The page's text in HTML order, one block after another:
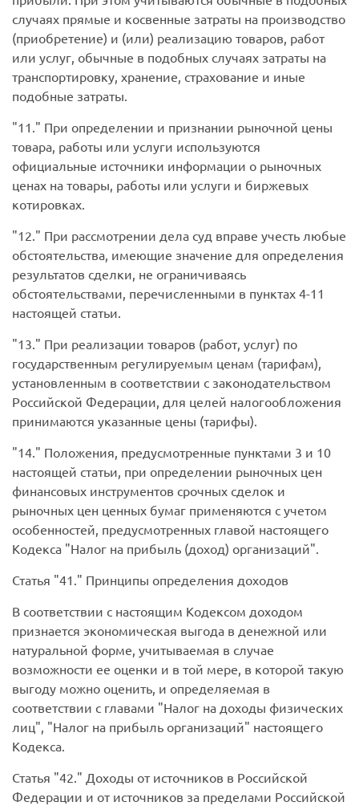
случаях прямые и косвенные затраты на производство
(приобретение) и (или) реализацию товаров, работ
или услуг, обычные в подобных случаях затраты на
транспортировку, хранение, страхование и иные
подобные затраты.
11.
При определении и признании рыночной цены
товара, работы или услуги используются
официальные источники информации о рыночных
ценах на товары, работы или услуги и биржевых
котировках.
12.
При рассмотрении дела суд вправе учесть любые
обстоятельства, имеющие значение для определения
результатов сделки, не ограничиваясь
обстоятельствами, перечисленными в пунктах 4-11
настоящей статьи.
13.
При реализации товаров (работ, услуг) по
государственным регулируемым ценам (тарифам),
установленным в соответствии с законодательством
Российской Федерации, для целей налогообложения
принимаются указанные цены (тарифы).
14.
Положения, предусмотренные пунктами 3 и 10
настоящей статьи, при определении рыночных цен
финансовых инструментов срочных сделок и
рыночных цен ценных бумаг применяются с учетом
особенностей, предусмотренных главой настоящего
Кодекса "Налог на прибыль (доход) организаций".
Статья 41.
Принципы определения доходов
В соответствии с настоящим Кодексом доходом
признается экономическая выгода в денежной или
натуральной форме, учитываемая в случае
возможности ее оценки и в той мере, в которой такую
выгоду можно оценить, и определяемая в
соответствии с главами "Налог на доходы физических
лиц", "Налог на прибыль организаций" настоящего
Кодекса.
Статья 42.
Доходы от источников в Российской
Федерации и от источников за пределами Российской